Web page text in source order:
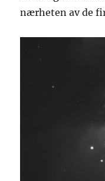
nærheten av de